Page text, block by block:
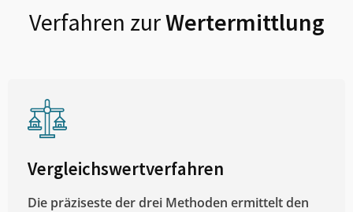
Verfahren zurWertermittlung
Vergleichswertverfahren
Die präziseste der drei Methoden ermittelt den